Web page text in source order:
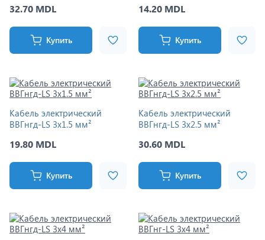
32.70 MDL
Купить
14.20 MDL
Купить
Кабель электрический
ВВГнгд-LS 3x1.5 мм²
19.80 MDL
Купить
Кабель электрический
ВВГнгд-LS 3x2.5 мм²
30.60 MDL
Купить